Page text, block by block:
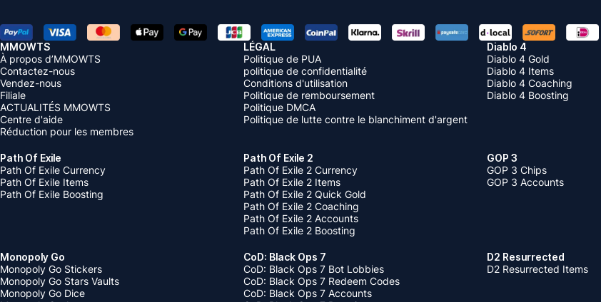
MMOWTS
À propos d’MMOWTS
Contactez-nous
Vendez-nous
Filiale
ACTUALITÉS MMOWTS
Centre d'aide
Réduction pour les membres
LÉGAL
Politique de PUA
politique de confidentialité
Conditions d'utilisation
Politique de remboursement
Politique DMCA
Politique de lutte contre le blanchiment d'argent
Diablo 4
Diablo 4 Gold
Diablo 4 Items
Diablo 4 Coaching
Diablo 4 Boosting
Path Of Exile
Path Of Exile Currency
Path Of Exile Items
Path Of Exile Boosting
Path Of Exile 2
Path Of Exile 2 Currency
Path Of Exile 2 Items
Path Of Exile 2 Quick Gold
Path Of Exile 2 Coaching
Path Of Exile 2 Accounts
Path Of Exile 2 Boosting
GOP 3
GOP 3 Chips
GOP 3 Accounts
Monopoly Go
Monopoly Go Stickers
Monopoly Go Stars Vaults
Monopoly Go Dice
CoD: Black Ops 7
CoD: Black Ops 7 Bot Lobbies
CoD: Black Ops 7 Redeem Codes
CoD: Black Ops 7 Accounts
D2 Resurrected
D2 Resurrected Items